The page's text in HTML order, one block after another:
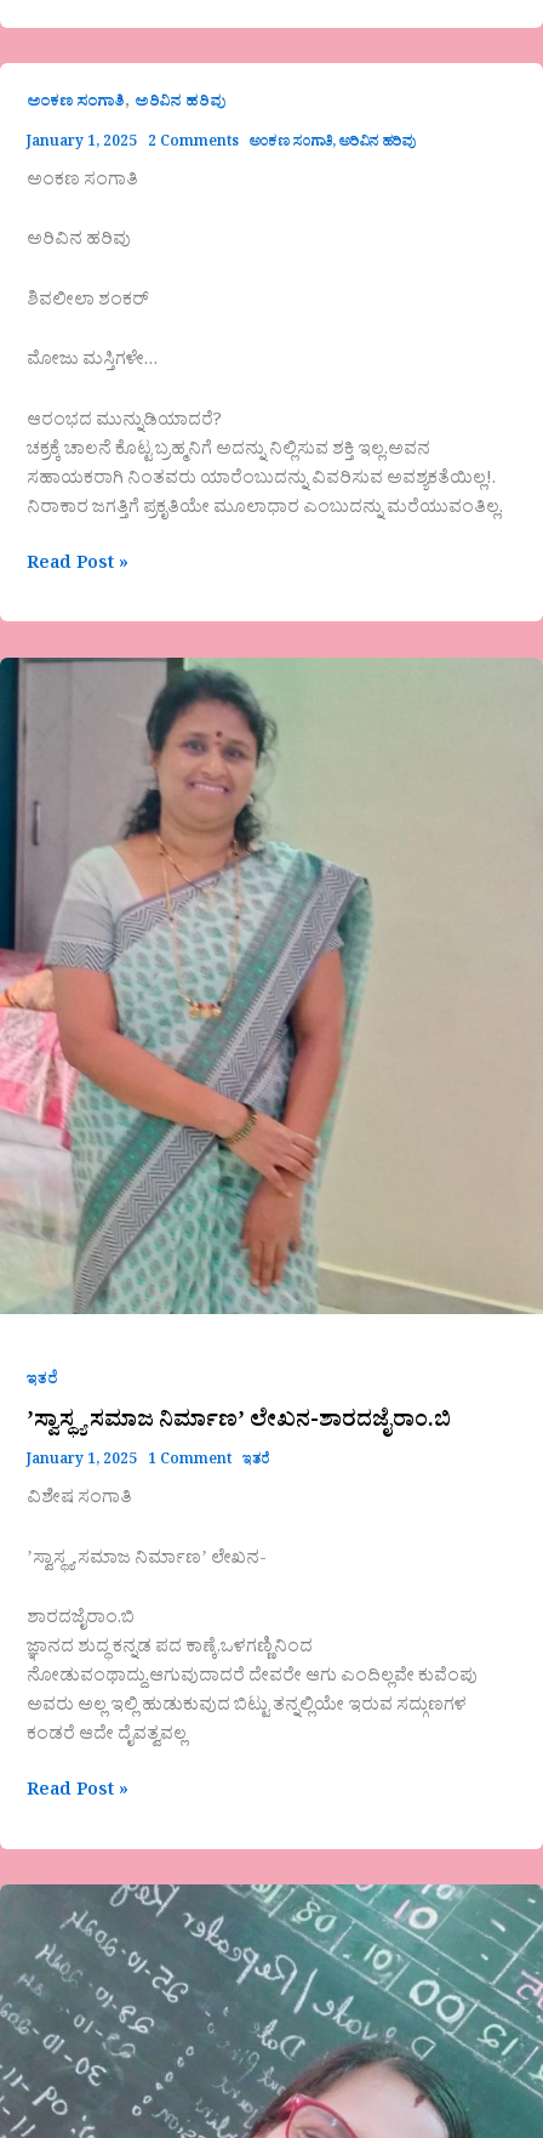
ಅಂಕಣ ಸಂಗಾತಿ, ಅರಿವಿನ ಹರಿವು
January 1, 2025 2 Comments ಅಂಕಣ ಸಂಗಾತಿ,ಅರಿವಿನ ಹರಿವು
ಅಂಕಣ ಸಂಗಾತಿ
ಅರಿವಿನ ಹರಿವು
ಶಿವಲೀಲಾ ಶಂಕರ್
ಮೋಜು ಮಸ್ತಿಗಳೇ…
ಆರಂಭದ ಮುನ್ನುಡಿಯಾದರೆ?
ಚಕ್ರಕ್ಕೆ ಚಾಲನೆ ಕೊಟ್ಟ ಬ್ರಹ್ಮನಿಗೆ ಅದನ್ನು ನಿಲ್ಲಿಸುವ ಶಕ್ತಿ ಇಲ್ಲ.ಅವನ
ಸಹಾಯಕರಾಗಿ ನಿಂತವರು ಯಾರೆಂಬುದನ್ನು ವಿವರಿಸುವ ಅವಶ್ಯಕತೆಯಿಲ್ಲ!.
ನಿರಾಕಾರ ಜಗತ್ತಿಗೆ ಪ್ರಕೃತಿಯೇ ಮೂಲಾಧಾರ ಎಂಬುದನ್ನು ಮರೆಯುವಂತಿಲ್ಲ.
Read Post »
ಇತರೆ
ʼಸ್ವಾಸ್ಥ್ಯ ಸಮಾಜ ನಿರ್ಮಾಣ‌ʼ ಲೇಖನ-ಶಾರದಜೈರಾಂ.ಬಿ
January 1, 2025 1 Comment ಇತರೆ
ವಿಶೇಷ ಸಂಗಾತಿ
ʼಸ್ವಾಸ್ಥ್ಯ ಸಮಾಜ ನಿರ್ಮಾಣ‌ʼ ಲೇಖನ-
ಶಾರದಜೈರಾಂ.ಬಿ
ಜ್ಞಾನದ ಶುದ್ಧ ಕನ್ನಡ ಪದ ಕಾಣ್ಕೆ,ಒಳಗಣ್ಣಿನಿಂದ
ನೋಡುವಂಥಾದ್ದು.ಆಗುವುದಾದರೆ ದೇವರೇ ಆಗು ಎಂದಿಲ್ಲವೇ ಕುವೆಂಪು
ಅವರು ಅಲ್ಲ ಇಲ್ಲಿ ಹುಡುಕುವುದ ಬಿಟ್ಟು ತನ್ನಲ್ಲಿಯೇ ಇರುವ ಸದ್ಗುಣಗಳ
ಕಂಡರೆ ಆದೇ ದೈವತ್ವವಲ್ಲ
ʼಸ್ವಾಸ್ಥ್ಯ
ನಿರ್ಮಾಣ‌ʼ
Read Post »
ಹನಿ
ಬಿಂದು
ಅವರ
ಕವಿತೆ-
ಬರಲಿ
ಬರಲಿ